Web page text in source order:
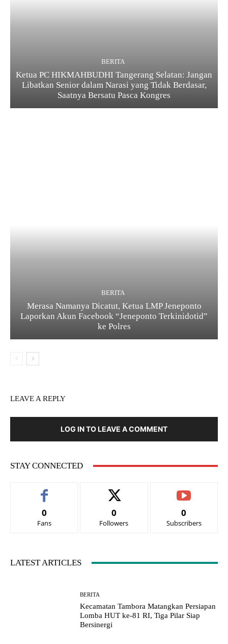
BERITA
Ketua PC HIKMAHBUDHI Tangerang Selatan: Jangan
Libatkan Senior dalam Narasi yang Tidak Berdasar,
Saatnya Bersatu Pasca Kongres
BERITA
Merasa Namanya Dicatut, Ketua LMP Jeneponto
Laporkan Akun Facebook “Jeneponto Terkinidotid”
ke Polres
LEAVE A REPLY
LOG IN TO LEAVE A COMMENT
STAY CONNECTED
0
Fans
0
Followers
0
Subscribers
LATEST ARTICLES
BERITA
Kecamatan Tambora Matangkan Persiapan
Lomba HUT ke-81 RI, Tiga Pilar Siap
Bersinergi